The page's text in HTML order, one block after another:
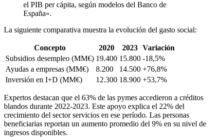
el PIB per cápita, según modelos del Banco de
España».
La siguiente comparativa muestra la evolución del gasto social:
Concepto 2020 2023 Variación
Subsidios desempleo (MM€) 19.400 15.800 -18,5%
Ayudas a empresas (MM€)
8.200 14.500 +76,8%
Inversión en I+D (MM€)
12.300 18.900 +53,7%
Expertos destacan que el 63% de las pymes accedieron a créditos
blandos durante 2022-2023. Este apoyo explica el 22% del
crecimiento del sector servicios en ese período. Las personas
beneficiarias reportan un aumento promedio del 9% en su nivel de
ingresos disponibles.